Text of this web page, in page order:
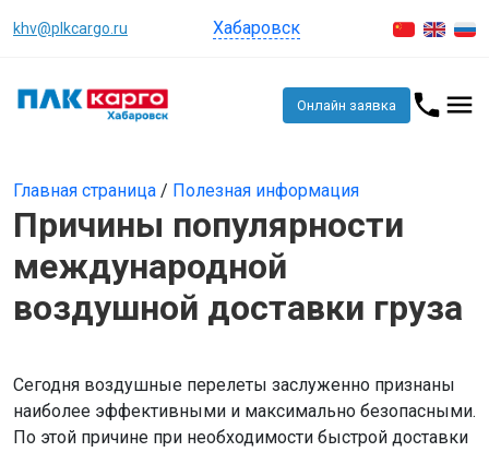
khv@plkcargo.ru Хабаровск
Онлайн заявка
Главная страница / Полезная информация
Причины популярности
международной
воздушной доставки груза
Сегодня воздушные перелеты заслуженно признаны
наиболее эффективными и максимально безопасными.
По этой причине при необходимости быстрой доставки